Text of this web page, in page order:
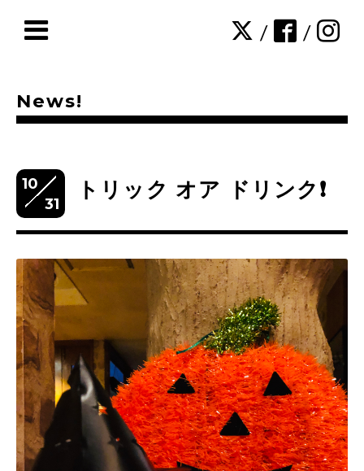
/ /
News!
10
31
トリック オア ドリンク❗️